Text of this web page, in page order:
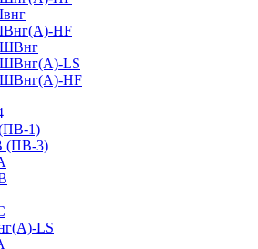
HF
LS
HF
1)
(ПВ-3)
LS